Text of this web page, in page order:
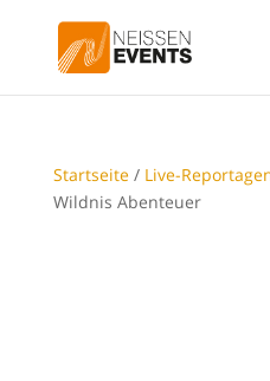
Startseite / Live-
Wildnis Abenteuer